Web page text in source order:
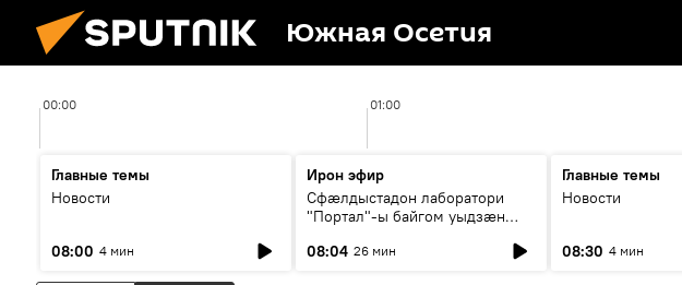
Южная Осетия
00:00 01:00
Главные темы
Новости
08:00 4 мин
Ирон эфир
Сфæлдыстадон лаборатори
"Портал"-ы байгом уыдзæн
Æхсары куыстыты равдыст
08:04 26 мин
Главные темы
Новости
08:30 4 мин